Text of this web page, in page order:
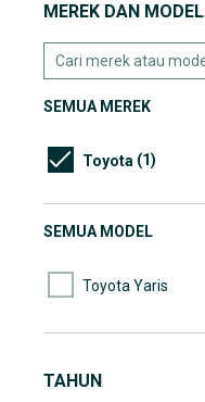
MEREK DAN MODEL
SEMUA MEREK
Toyota (1)
SEMUA MODEL
Toyota Yaris
TAHUN